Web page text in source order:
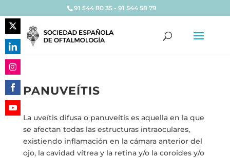
91 544 80 35 - 91 544 58 79
PANUVEÍTIS
La uveítis difusa o panuveítis es aquella en la que
se afectan todas las estructuras intraoculares,
existiendo inflamación en la cámara anterior del
ojo, la cavidad vítrea y la retina y/o la coroides y/o
Share
on
Twitter
Share
on
LinkedIn
Share
on
Instagram
Share
on
Share
YouTube